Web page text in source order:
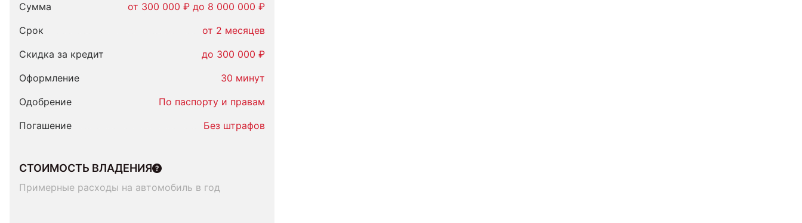
Сумма
от 300 000 ₽ до 8 000 000 ₽
Срок
от 2 месяцев
Скидка за кредит
до 300 000 ₽
Оформление
30 минут
Одобрение
По паспорту и правам
Погашение
Без штрафов
СТОИМОСТЬ ВЛАДЕНИЯ
Примерные расходы на автомобиль в год